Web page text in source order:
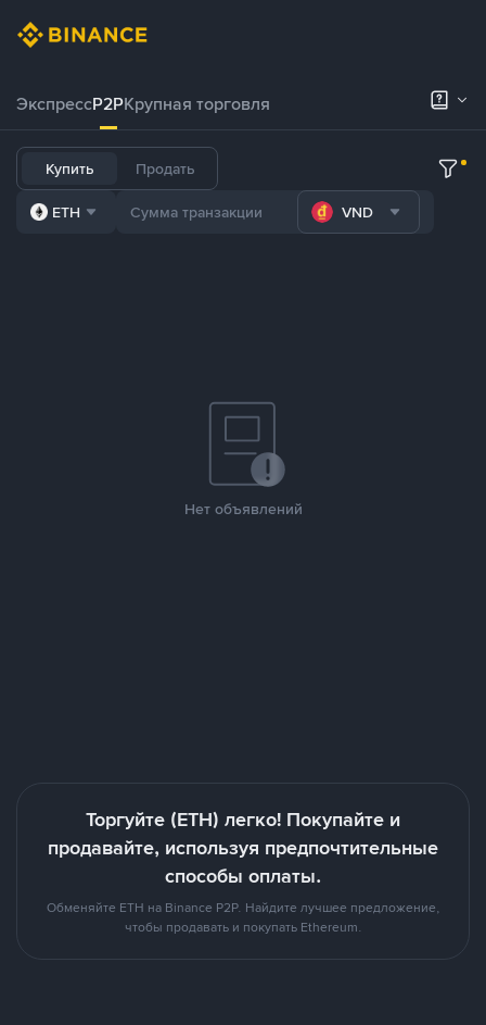
ЭкспрессP2PКрупная торговля
Купить Продать
ETH VND
Нет объявлений
Торгуйте (ETH) легко! Покупайте и
продавайте, используя предпочтительные
способы оплаты.
Обменяйте ETH на Binance P2P. Найдите лучшее предложение,
чтобы продавать и покупать Ethereum.